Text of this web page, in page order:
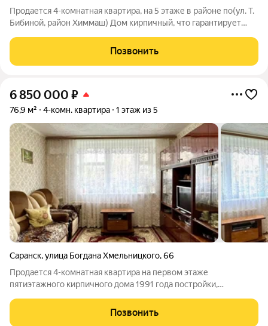
Продается 4-комнатная квартира, на 5 этаже в районе по(ул. Т.
Бибиной, район Химмаш) Дом кирпичный, что гарантирует
Сделан аккуратный
Позвонить
6 850 000 ₽
76,9 м² 4-комн. квартира 1 этаж из 5
Саранск,улица Богдана Хмельницкого,66
Продается 4-комнатная квартира на первом этаже
пятиэтажного кирпичного дома 1991 года постройки,
составляет 76.9 кв. м, на площадке всего одна квартира,
закрытый двор с собственной парковкой.
Позвонить